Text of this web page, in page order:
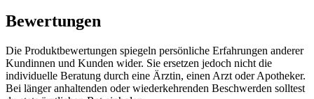
Bewertungen
Die Produktbewertungen spiegeln persönliche Erfahrungen anderer
Kundinnen und Kunden wider. Sie ersetzen jedoch nicht die
individuelle Beratung durch eine Ärztin, einen Arzt oder Apotheker.
Bei länger anhaltenden oder wiederkehrenden Beschwerden solltest